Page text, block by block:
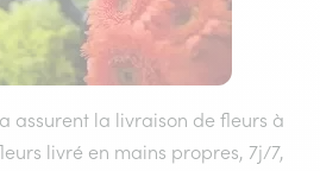
assurent la livraison de fleurs à
livré en mains propres, 7j/7,